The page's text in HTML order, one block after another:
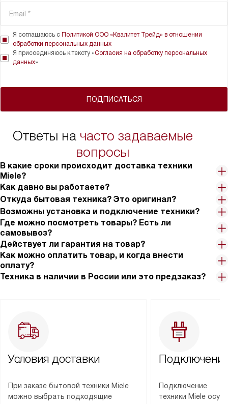
ПОДПИСАТЬСЯ
Я соглашаюсь с Политикой ООО «Квалитет Трейд» в отношении
обработки персональных данных
Я присоединяюсь к тексту «Согласия на обработку персональных
данных»
Ответы на часто задаваемые
вопросы
В какие сроки происходит доставка техники
Miele?
Как давно вы работаете?
Откуда бытовая техника? Это оригинал?
Возможны установка и подключение техники?
Где можно посмотреть товары? Есть ли
самовывоз?
Действует ли гарантия на товар?
Как можно оплатить товар, и когда внести
оплату?
Техника в наличии в России или это предзаказ?
Условия доставки
При заказе бытовой техники Miele
можно выбрать подходящие
Подключение
техники Miele